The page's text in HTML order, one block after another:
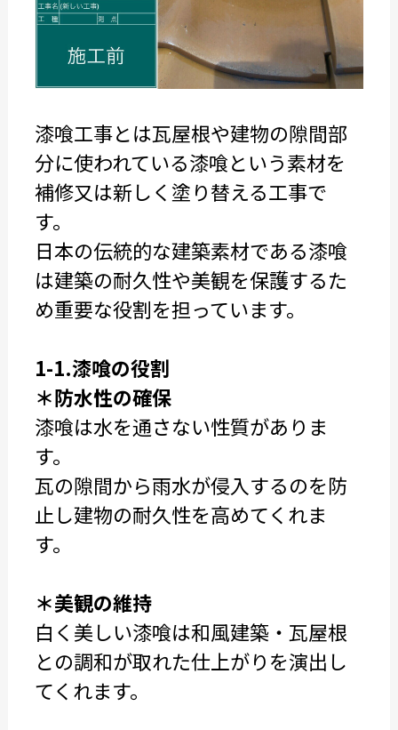
漆喰工事とは瓦屋根や建物の隙間部
分に使われている漆喰という素材を
補修又は新しく塗り替える工事で
す。
日本の伝統的な建築素材である漆喰
は建築の耐久性や美観を保護するた
め重要な役割を担っています。
1-1.漆喰の役割
＊防水性の確保
漆喰は水を通さない性質がありま
す。
瓦の隙間から雨水が侵入するのを防
止し建物の耐久性を高めてくれま
す。
＊美観の維持
白く美しい漆喰は和風建築・瓦屋根
との調和が取れた仕上がりを演出し
てくれます。